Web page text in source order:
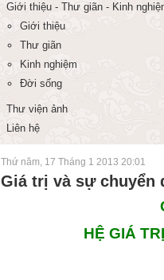
Giới thiệu - Thư giãn - Kinh
Giới thiệu
Thư giãn
Kinh nghiệm
Đời sống
Thư viện ảnh
Liên hệ
Thứ năm, 17 Tháng 1 2013 20:01
Giá trị và sự chuyển
HỆ GIÁ